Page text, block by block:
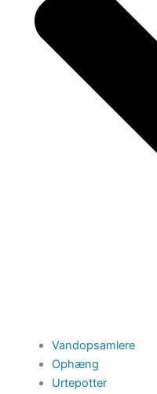
Vandopsamlere
Ophæng
Urtepotter